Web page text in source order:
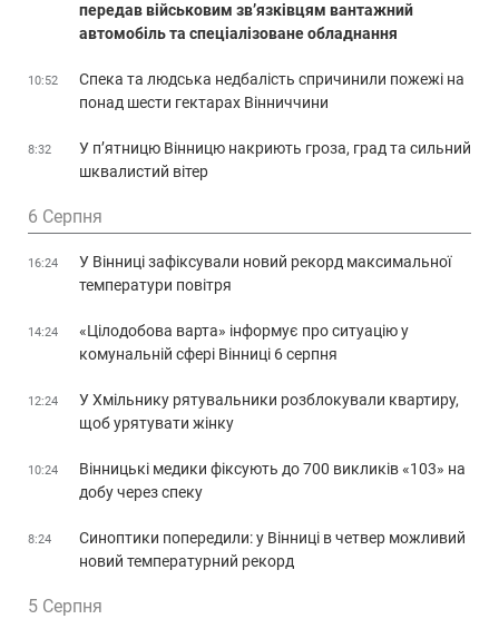
передав військовим зв’язківцям вантажний
автомобіль та спеціалізоване обладнання
10:52
Спека та людська недбалість спричинили пожежі на
понад шести гектарах Вінниччини
8:32
У п’ятницю Вінницю накриють гроза, град та сильний
шквалистий вітер
6 Серпня
16:24
У Вінниці зафіксували новий рекорд максимальної
температури повітря
14:24
«Цілодобова варта» інформує про ситуацію у
комунальній сфері Вінниці 6 серпня
12:24
У Хмільнику рятувальники розблокували квартиру,
щоб урятувати жінку
10:24
Вінницькі медики фіксують до 700 викликів «103» на
добу через спеку
8:24
Синоптики попередили: у Вінниці в четвер можливий
новий температурний рекорд
5 Серпня